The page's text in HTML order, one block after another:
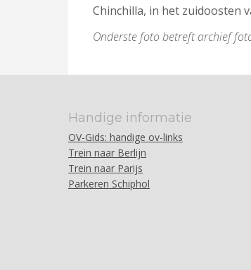
Chinchilla, in het zuidoosten
Onderste foto betreft archief
Handige informatie
OV-Gids: handige ov-links
Trein naar Berlijn
Trein naar Parijs
Parkeren Schiphol